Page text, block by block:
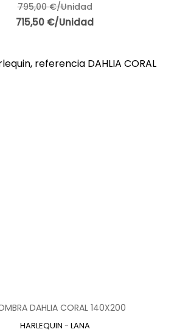
795,00 €/Unidad
715,50 €/Unidad
DAHLIA CORAL 140X200
HARLEQUIN - LANA